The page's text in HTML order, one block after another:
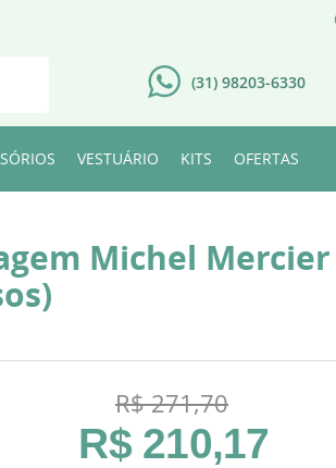
(31) 98203-6330
VESTUÁRIO KITS OFERTAS
Michel Mercier
R$ 271,70
R$ 210,17